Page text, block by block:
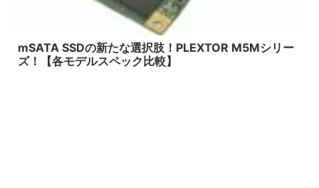
mSATA SSDの新たな選択肢！PLEXTOR M5Mシリー
ズ！【各モデルスペック比較】